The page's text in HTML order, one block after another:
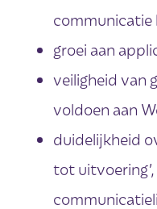
communicatie
groei aan
veiligheid van
voldoen aan
duidelijkheid
tot